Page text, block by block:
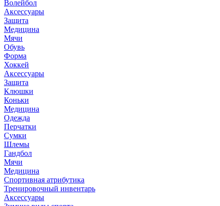
Волейбол
Аксессуары
Защита
Медицина
Мячи
Обувь
Форма
Хоккей
Аксессуары
Защита
Клюшки
Коньки
Медицина
Одежда
Перчатки
Сумки
Шлемы
Гандбол
Мячи
Медицина
Спортивная атрибутика
Тренировочный инвентарь
Аксессуары